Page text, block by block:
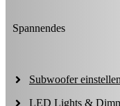
Spannendes
Subwoofer
LED Lights &